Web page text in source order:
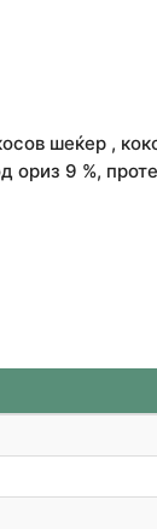
шеќер ,
ориз 9 %,